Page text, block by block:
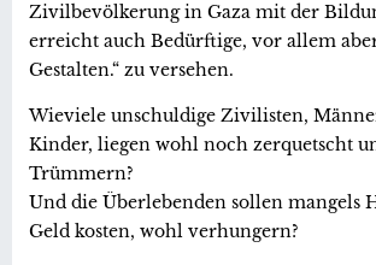
Zivilbevölkerung in Gaza mit der
erreicht auch Bedürftige, vor allem
Gestalten.“ zu versehen.
Wieviele unschuldige Zivilisten,
Kinder, liegen wohl noch zerquetscht
Trümmern?
Und die Überlebenden sollen mangels
Geld kosten, wohl verhungern?